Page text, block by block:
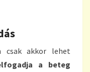
csak akkor lehet
a beteg